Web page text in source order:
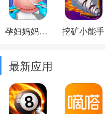
孕妇妈妈日记 挖矿小能手
最新应用